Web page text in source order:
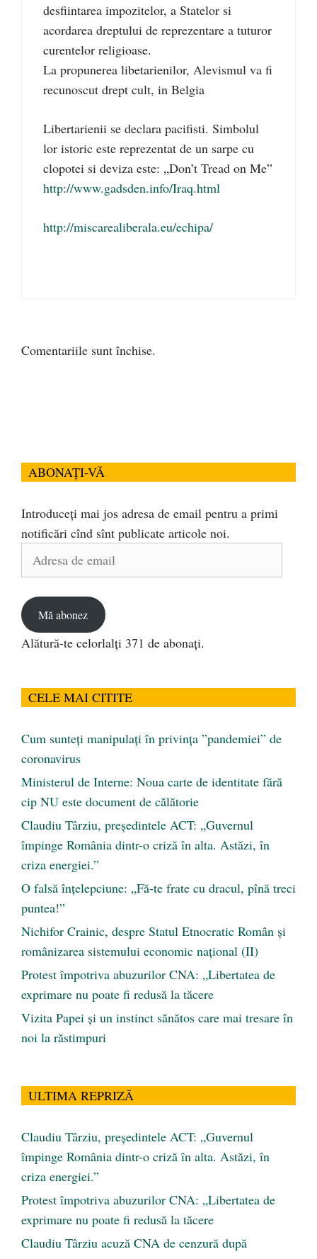
desfiintarea impozitelor, a Statelor si
acordarea dreptului de reprezentare a tuturor
curentelor religioase.
La propunerea libetarienilor, Alevismul va fi
recunoscut drept cult, in Belgia
Libertarienii se declara pacifisti. Simbolul
lor istoric este reprezentat de un sarpe cu
clopotei si deviza este: „Don’t Tread on Me”
http://www.gadsden.info/Iraq.html
http://miscarealiberala.eu/echipa/
Comentariile sunt închise.
ABONAȚI-VĂ
Introduceți mai jos adresa de email pentru a primi
notificări cînd sînt publicate articole noi.
Adresa
Mă abonez
Alătură-te celorlalți 371 de abonați.
CELE MAI CITITE
Cum sunteți manipulați în privința ”pandemiei” de
coronavirus
Ministerul de Interne: Noua carte de identitate fără
cip NU este document de călătorie
Claudiu Târziu, președintele ACT: „Guvernul
împinge România dintr-o criză în alta. Astăzi, în
criza energiei.”
O falsă înțelepciune: „Fă-te frate cu dracul, pînă treci
puntea!”
Nichifor Crainic, despre Statul Etnocratic Român şi
românizarea sistemului economic naţional (II)
Protest împotriva abuzurilor CNA: „Libertatea de
exprimare nu poate fi redusă la tăcere
Vizita Papei și un instinct sănătos care mai tresare în
noi la răstimpuri
ULTIMA REPRIZĂ
Claudiu Târziu, președintele ACT: „Guvernul
împinge România dintr-o criză în alta. Astăzi, în
criza energiei.”
Protest împotriva abuzurilor CNA: „Libertatea de
exprimare nu poate fi redusă la tăcere
Claudiu Târziu acuză CNA de cenzură după